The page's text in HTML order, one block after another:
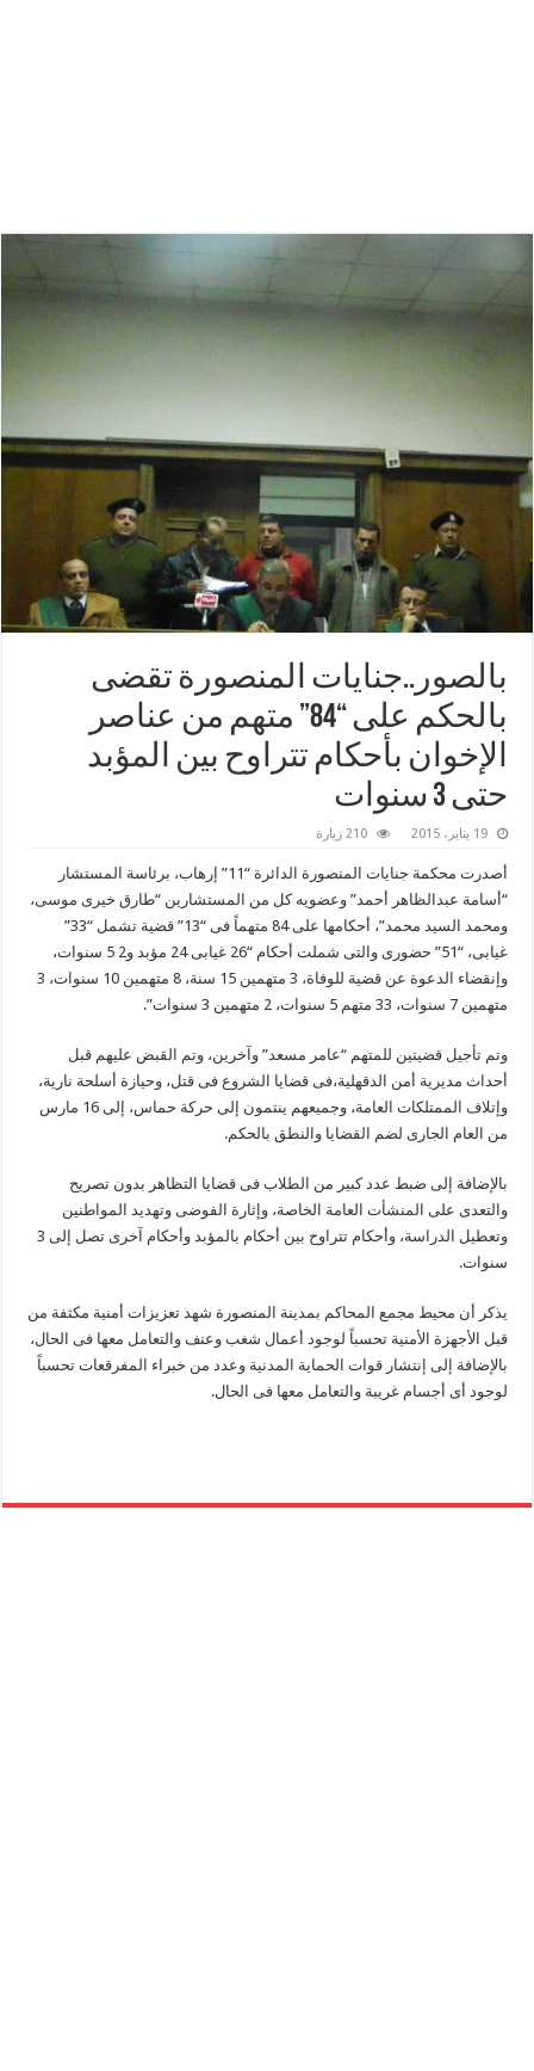
بالصور..جنايات المنصورة تقضى
بالحكم على “84” متهم من عناصر
الإخوان بأحكام تتراوح بين المؤبد
حتى 3 سنوات
19 يناير، 2015 210 زيارة
أصدرت محكمة جنايات المنصورة الدائرة “11” إرهاب، برئاسة المستشار
“أسامة عبدالظاهر أحمد” وعضويه كل من المستشارين “طارق خيرى موسى،
ومحمد السيد محمد”، أحكامها على 84 متهماً فى “13” قضية تشمل “33”
غيابى، “51” حضورى والتى شملت أحكام “26 غيابى 24 مؤبد و2 5 سنوات،
وإنقضاء الدعوة عن قضية للوفاة، 3 متهمين 15 سنة، 8 متهمين 10 سنوات، 3
متهمين 7 سنوات، 33 متهم 5 سنوات، 2 متهمين 3 سنوات”.
وتم تأجيل قضيتين للمتهم “عامر مسعد” وآخرين، وتم القبض عليهم قبل
أحداث مديرية أمن الدقهلية،فى قضايا الشروع فى قتل، وحيازة أسلحة نارية،
وإتلاف الممتلكات العامة، وجميعهم ينتمون إلى حركة حماس، إلى 16 مارس
من العام الجارى لضم القضايا والنطق بالحكم.
بالإضافة إلى ضبط عدد كبير من الطلاب فى قضايا التظاهر بدون تصريح
والتعدى على المنشأت العامة الخاصة، وإثارة الفوضى وتهديد المواطنين
وتعطيل الدراسة، وأحكام تتراوح بين أحكام بالمؤبد وأحكام آخرى تصل إلى 3
سنوات.
يذكر أن محيط مجمع المحاكم بمدينة المنصورة شهد تعزيزات أمنية مكثفة من
قبل الأجهزة الأمنية تحسباً لوجود أعمال شغب وعنف والتعامل معها فى الحال،
بالإضافة إلى إنتشار قوات الحماية المدنية وعدد من خبراء المفرقعات تحسباً
لوجود أى أجسام غريبة والتعامل معها فى الحال.